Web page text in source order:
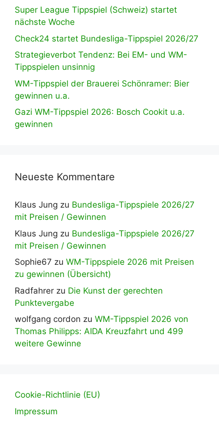
Super League Tippspiel (Schweiz) startet
nächste Woche
Check24 startet Bundesliga-Tippspiel 2026/27
Strategieverbot Tendenz: Bei EM- und WM-
Tippspielen unsinnig
WM-Tippspiel der Brauerei Schönramer: Bier
gewinnen u.a.
Gazi WM-Tippspiel 2026: Bosch Cookit u.a.
gewinnen
Neueste Kommentare
Klaus Jung zu Bundesliga-Tippspiele 2026/27
mit Preisen / Gewinnen
Klaus Jung zu Bundesliga-Tippspiele 2026/27
mit Preisen / Gewinnen
Sophie67 zu WM-Tippspiele 2026 mit Preisen
zu gewinnen (Übersicht)
Radfahrer zu Die Kunst der gerechten
Punktevergabe
wolfgang cordon zu WM-Tippspiel 2026 von
Thomas Philipps: AIDA Kreuzfahrt und 499
weitere Gewinne
Cookie-Richtlinie (EU)
Impressum